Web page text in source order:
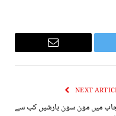
Email
NEXT
میں مون سون بارشیں کب سے